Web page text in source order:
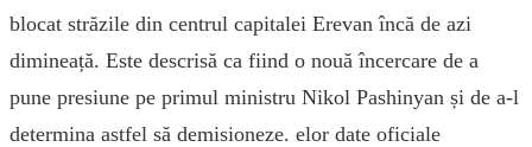
blocat străzile din centrul capitalei Erevan încă de azi
dimineață. Este descrisă ca fiind o nouă încercare de a
pune presiune pe primul ministru Nikol Pashinyan și de a-l
determina astfel să demisioneze. elor date oficiale